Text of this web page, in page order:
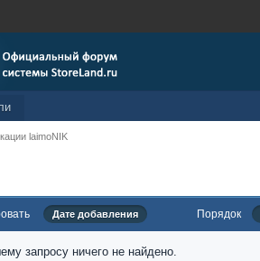
laimoNIK
Дате добавления Порядок
запросу ничего не найдено.